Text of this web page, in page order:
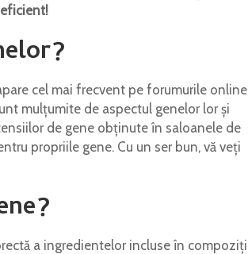
cel mai frecvent pe forumurile online
mulțumite de aspectul genelor lor și
de gene obținute în saloanele de
propriile gene. Cu un ser bun, vă veți
a ingredientelor incluse în